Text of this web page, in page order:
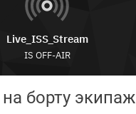
борту экипаж